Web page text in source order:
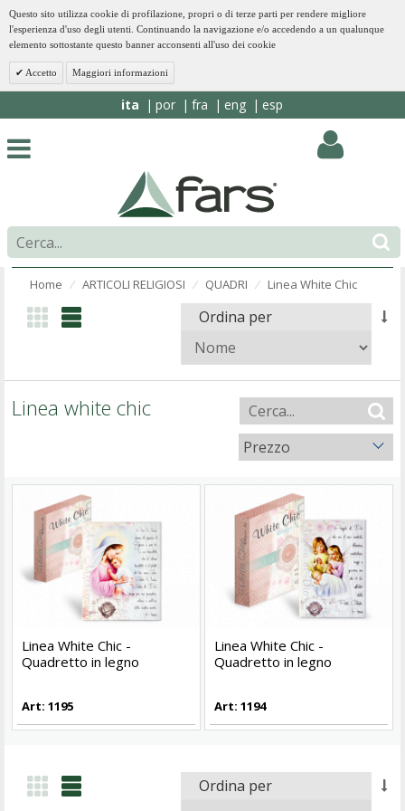
Questo sito utilizza cookie di profilazione, propri o di terze parti per rendere migliore
l'esperienza d'uso degli utenti. Continuando la navigazione e/o accedendo a un qualunque
elemento sottostante questo banner acconsenti all'uso dei cookie
Accetto Maggiori informazioni
ita por fra eng esp
Home ⁄ ARTICOLI RELIGIOSI ⁄ QUADRI ⁄ Linea White Chic
Ordina per
Linea white chic
Prezzo
Linea White Chic -
Quadretto in legno
Art: 1195
Linea White Chic -
Quadretto in legno
Art: 1194
Ordina per